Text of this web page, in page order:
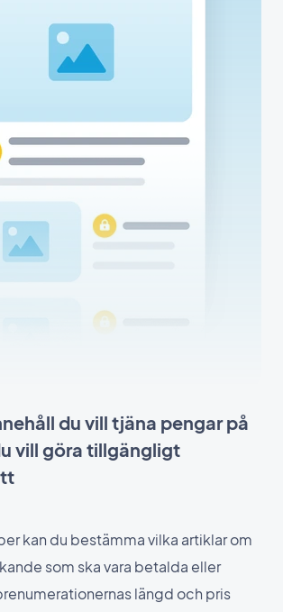
du vill tjäna pengar på
vill göra tillgängligt
kan du bestämma vilka artiklar om
som ska vara betalda eller
längd och pris